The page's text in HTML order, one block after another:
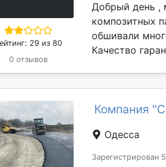
29 из 80
0 отзывов
Добрый день ,
композитных
обшивали
Качество
Компания
Одесса
Зарегистрирован